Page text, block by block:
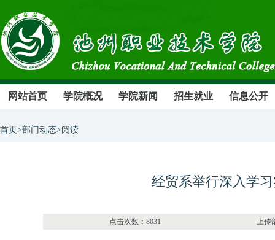
网站首页 学院概况 学院新闻 招生就业 信息公开
首页>部门动态>阅读
经贸系举行深入学
点击次数：8031 上传部门